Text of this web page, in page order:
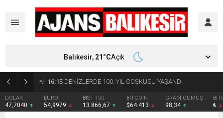
16:15 DENİZLERDE 100. YIL COŞKUSU YAŞANDI
DOLAR
47,7040
EURO
54,9979
BIST 100
13.866,67
BITCOIN
$64.413
GRAM GÜMÜŞ
98,34 ₺
Balıkesir, 21°CAçık